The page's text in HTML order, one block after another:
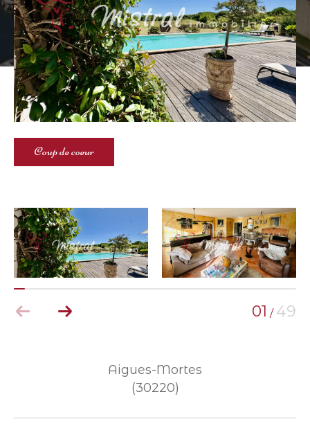
Coup de coeur
01 / 49
Aigues-Mortes
(30220)